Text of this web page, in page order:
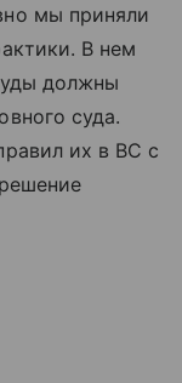
мы приняли
В нем
должны
суда.
их в ВС с